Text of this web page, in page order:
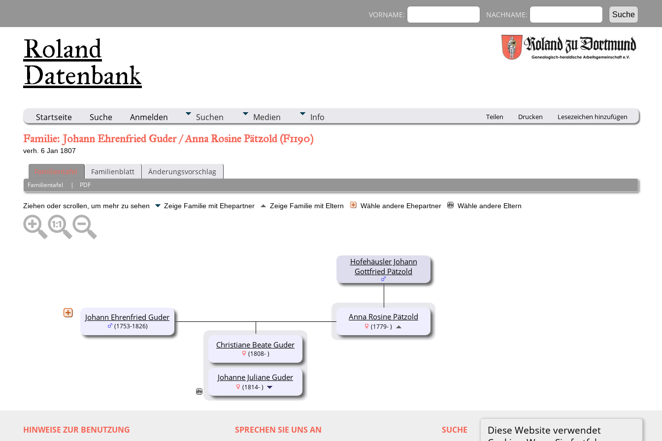
Roland
Datenbank
VORNAME: NACHNAME:
Startseite Suche Anmelden Suchen Medien Info Teilen Drucken Lesezeichen hinzufügen
Diese Website verwendet
Familie: Johann Ehrenfried Guder / Anna Rosine Pätzold (F1190)
verh. 6 Jan 1807
Familientafel Familienblatt Änderungsvorschlag
Familientafel | PDF
Ziehen oder scrollen, um mehr zu sehen Zeige Familie mit Ehepartner Zeige Familie mit Eltern Wähle andere Ehepartner Wähle andere Eltern
Hofehäusler Johann
Gottfried Pätzold
Johann Ehrenfried Guder
(1753-1826)
Anna Rosine Pätzold
(1779- )
Christiane Beate Guder
(1808- )
Johanne Juliane Guder
(1814- )
HINWEISE ZUR BENUTZUNG SPRECHEN SIE UNS AN SUCHE